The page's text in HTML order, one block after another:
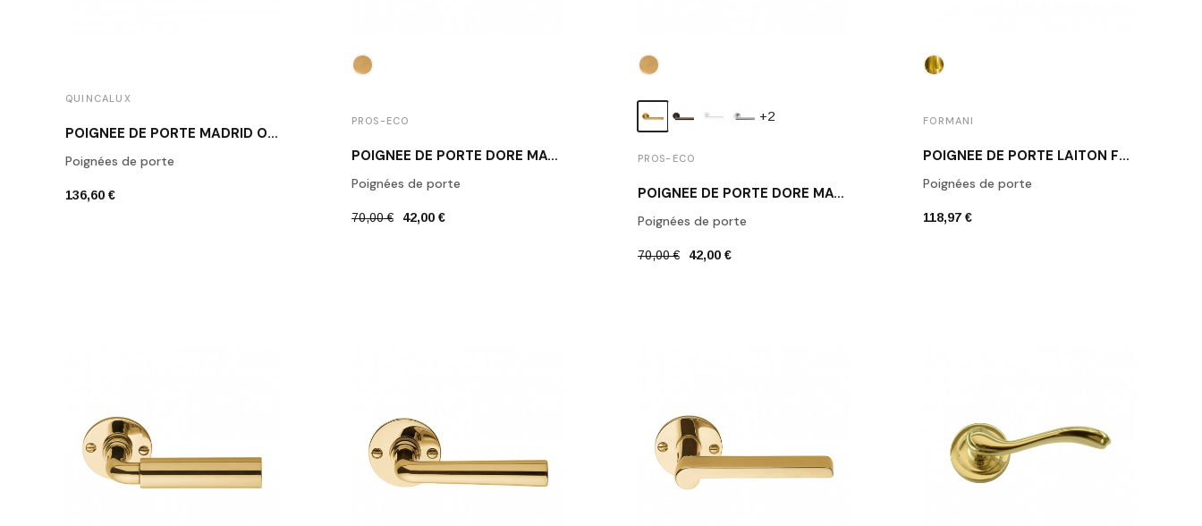
QUINCALUX
POIGNÉE DE PORTE MADRID OR MAT
Poignées de porte
136,60 €
PROS-ECO
POIGNÉE DE PORTE DORÉ MAT THELMA
Poignées de porte
70,00 € 42,00 €
+2
PROS-ECO
POIGNÉE DE PORTE DORÉ MAT LOUISE
Poignées de porte
70,00 € 42,00 €
FORMANI
POIGNÉE DE PORTE LAITON FORMANI 1925GRR50 OL
Poignées de porte
118,97 €